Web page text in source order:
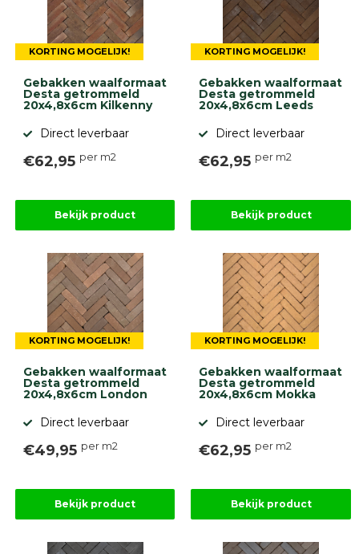
KORTING MOGELIJK!
Gebakken waalformaat
Desta getrommeld
20x4,8x6cm Kilkenny
Direct leverbaar
€62,95 per m2
Bekijk product
KORTING MOGELIJK!
Gebakken waalformaat
Desta getrommeld
20x4,8x6cm Leeds
Direct leverbaar
€62,95 per m2
Bekijk product
KORTING MOGELIJK!
Gebakken waalformaat
Desta getrommeld
20x4,8x6cm London
Direct leverbaar
€49,95 per m2
Bekijk product
KORTING MOGELIJK!
Gebakken waalformaat
Desta getrommeld
20x4,8x6cm Mokka
Direct leverbaar
€62,95 per m2
Bekijk product